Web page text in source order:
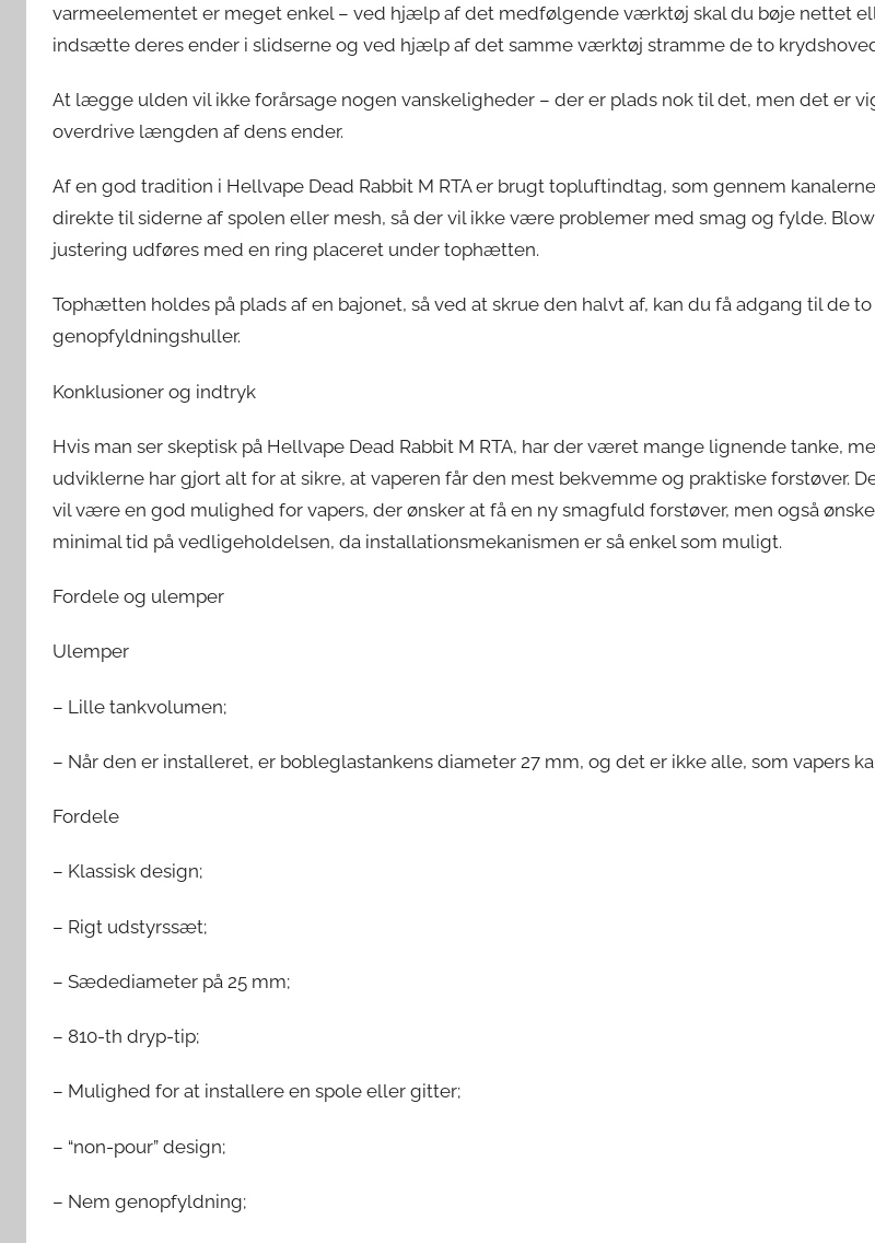
varmeelementet er meget enkel – ved hjælp af det medfølgende værktøj skal du bøje nettet
indsætte deres ender i slidserne og ved hjælp af det samme værktøj stramme de to
At lægge ulden vil ikke forårsage nogen vanskeligheder – der er plads nok til det, men det er
overdrive længden af dens ender.
Af en god tradition i Hellvape Dead Rabbit M RTA er brugt topluftindtag, som gennem
direkte til siderne af spolen eller mesh, så der vil ikke være problemer med smag og fylde.
justering udføres med en ring placeret under tophætten.
Tophætten holdes på plads af en bajonet, så ved at skrue den halvt af, kan du få adgang til de
genopfyldningshuller.
Konklusioner og indtryk
Hvis man ser skeptisk på Hellvape Dead Rabbit M RTA, har der været mange lignende tanke,
udviklerne har gjort alt for at sikre, at vaperen får den mest bekvemme og praktiske forstøver.
vil være en god mulighed for vapers, der ønsker at få en ny smagfuld forstøver, men også
minimal tid på vedligeholdelsen, da installationsmekanismen er så enkel som muligt.
Fordele og ulemper
Ulemper
– Lille tankvolumen;
– Når den er installeret, er bobleglastankens diameter 27 mm, og det er ikke alle, som vapers
Fordele
– Klassisk design;
– Rigt udstyrssæt;
– Sædediameter på 25 mm;
– 810-th dryp-tip;
– Mulighed for at installere en spole eller gitter;
– “non-pour” design;
– Nem genopfyldning;